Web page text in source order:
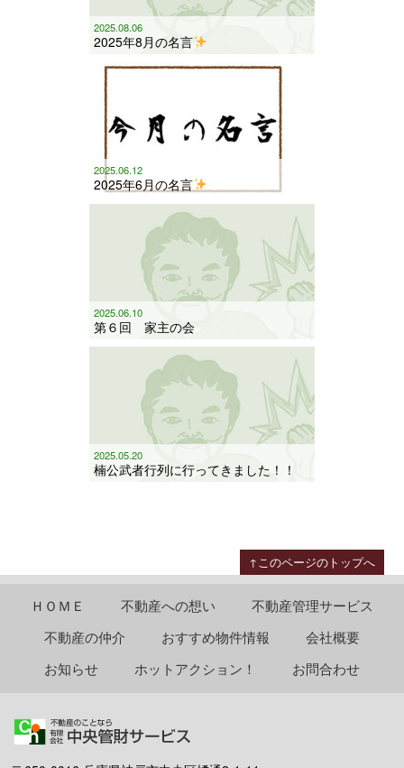
2025.08.06
2025年8月の名言
2025.06.12
2025年6月の名言
2025.06.10
第６回 家主の会
2025.05.20
楠公武者行列に行ってきました！！
↑このページのトップへ
ＨＯＭＥ 不動産への想い
不動産管理サービス
不動産の仲介
おすすめ物件情報
会社概要
お知らせ
ホットアクション！ お問合わせ